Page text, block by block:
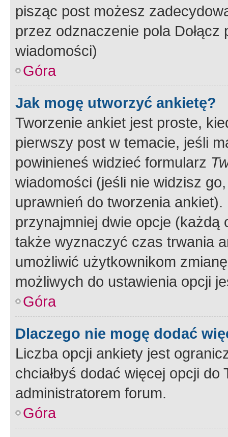
pisząc post możesz
przez odznaczenie pola
wiadomości)
Góra
Jak mogę utworzyć ankietę?
Tworzenie ankiet jest proste,
pierwszy post w temacie, jeśli
powinieneś widzieć formularz
wiadomości (jeśli nie widzisz
uprawnień do tworzenia
przynajmniej dwie opcje
także wyznaczyć czas trwania
umożliwić użytkownikom
możliwych do ustawienia opcji
Góra
Dlaczego nie mogę dodać
Liczba opcji ankiety jest
chciałbyś dodać więcej opcji
administratorem forum.
Góra